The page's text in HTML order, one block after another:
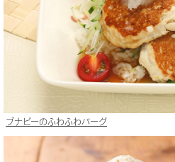
ブナピーのふわふわバーグ